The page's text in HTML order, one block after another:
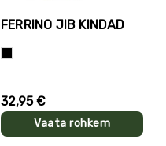
FERRINO JIB KINDAD
32,95 €
Vaata rohkem